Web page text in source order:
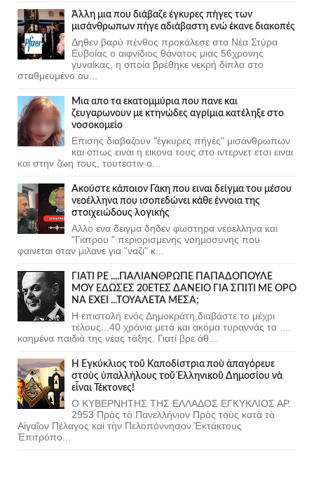
Άλλη μια που διάβαζε έγκυρες πήγες των
μισάνθρωπων πήγε αδιάβαστη ενώ έκανε διακοπές
Δηθεν βαρύ πένθος προκάλεσε στα Νέα Στύρα
Ευβοίας ο αιφνίδιος θάνατος μιας 56χρονης
γυναίκας, η οποία βρέθηκε νεκρή δίπλα στο
σταθμευμένο αυ...
Μια απο τα εκατομμύρια που πανε και
ζευγαρωνουν με κτηνώδες αγρίμια κατέληξε στο
νοσοκομείο
Επισης διαβαζουν "έγκυρες πήγες" μισάνθρωπων
και οπως ειναι η εικονα τους στο ιντερνετ ετσι ειναι
και στην ζωη τους, τουτεστιν ο...
Ακούστε κάποιον Γάκη που ειναι δείγμα του μέσου
νεοέλληνα που ισοπεδώνει κάθε έννοια της
στοιχειώδους λογικής
Αλλο ενα δειγμα δηδεν φωστηρα νεοελληνα και
"Γιατρου " περιορισμενης νοημοσυνης που
φαινεται οταν μιλανε για "ναζι" κ...
ΓΙΑΤΙ ΡΕ ....ΠΑΛΙΑΝΘΡΩΠΕ ΠΑΠΑΔΟΠΟΥΛΕ
ΜΟΥ ΕΔΩΣΕΣ 20ΕΤΕΣ ΔΑΝΕΙΟ ΓΙΑ ΣΠΙΤΙ ΜΕ ΟΡΟ
ΝΑ ΕΧΕΙ ...ΤΟΥΑΛΕΤΑ ΜΕΣΑ;
Η επιστολή ενός Δημοκράτη,διαβάστε το μέχρι
τέλους...40 χρόνια μετά και ακόμα τυραννάς τα ....
καημένα παιδιά της νέας τάξης. Γιατί βρε άθ...
Ἡ Ἐγκύκλιος τοῦ Καποδίστρια ποὺ ἀπαγόρευε
στοὺς ὑπαλλήλους τοῦ Ἑλληνικοῦ Δημοσίου νὰ
εἶναι Τέκτονες!
Ο ΚΥΒΕΡΝΗΤΗΣ ΤΗΣ ΕΛΛΑΔΟΣ ΕΓΚΥΚΛΙΟΣ ΑΡ.
2953 Πρὸς τὸ Πανελλήνιον Πρὸς τοὺς κατὰ τὸ
Αἰγαῖον Πέλαγος καὶ τὴν Πελοπόννησον Ἐκτάκτους
Ἐπιτρόπο...